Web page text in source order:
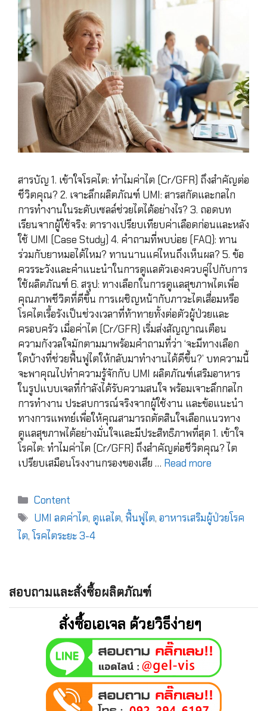
สารบัญ 1. เข้าใจโรคไต: ทำไมค่าไต (Cr/GFR) ถึงสำคัญต่อ
ชีวิตคุณ? 2. เจาะลึกผลิตภัณฑ์ UMI: สารสกัดและกลไก
การทำงานในระดับเซลล์ช่วยไตได้อย่างไร? 3. ถอดบท
เรียนจากผู้ใช้จริง: ตารางเปรียบเทียบค่าเลือดก่อนและหลัง
ใช้ UMI (Case Study) 4. คำถามที่พบบ่อย (FAQ): ทาน
ร่วมกับยาหมอได้ไหม? ทานนานแค่ไหนถึงเห็นผล? 5. ข้อ
ควรระวังและคำแนะนำในการดูแลตัวเองควบคู่ไปกับการ
ใช้ผลิตภัณฑ์ 6. สรุป: ทางเลือกในการดูแลสุขภาพไตเพื่อ
คุณภาพชีวิตที่ดีขึ้น การเผชิญหน้ากับภาวะไตเสื่อมหรือ
โรคไตเรื้อรังเป็นช่วงเวลาที่ท้าทายทั้งต่อตัวผู้ป่วยและ
ครอบครัว เมื่อค่าไต (Cr/GFR) เริ่มส่งสัญญาณเตือน
ความกังวลใจมักตามมาพร้อมคำถามที่ว่า ‘จะมีทางเลือก
ใดบ้างที่ช่วยฟื้นฟูไตให้กลับมาทำงานได้ดีขึ้น?’ บทความนี้
จะพาคุณไปทำความรู้จักกับ UMI ผลิตภัณฑ์เสริมอาหาร
ในรูปแบบเจลที่กำลังได้รับความสนใจ พร้อมเจาะลึกกลไก
การทำงาน ประสบการณ์จริงจากผู้ใช้งาน และข้อแนะนำ
ทางการแพทย์เพื่อให้คุณสามารถตัดสินใจเลือกแนวทาง
ดูแลสุขภาพได้อย่างมั่นใจและมีประสิทธิภาพที่สุด 1. เข้าใจ
โรคไต: ทำไมค่าไต (Cr/GFR) ถึงสำคัญต่อชีวิตคุณ? ไต
เปรียบเสมือนโรงงานกรองของเสีย … Read more
Content
UMI ลดค่าไต, ดูแลไต,ฟื้นฟูไต,อาหารเสริมผู้ป่วยโรค
ไต,โรคไตระยะ 3-4
สอบถามและสั่งซื้อผลิตภัณฑ์
สั่งซื้อเอเจล ด้วยวิธีง่ายๆ